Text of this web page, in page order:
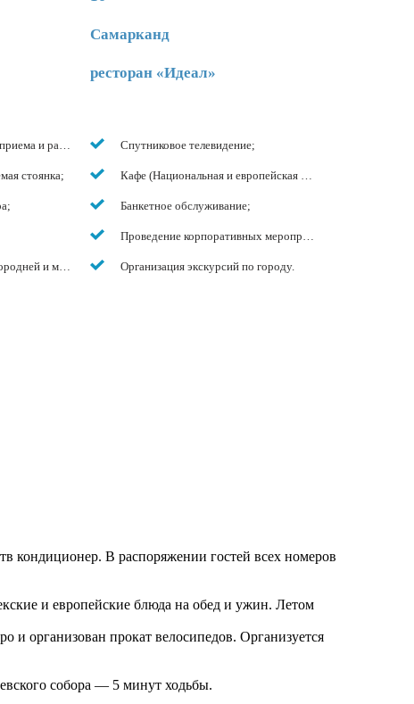
Самарканд
ресторан «Идеал»
и размещения;
стоянка;
и международной связи;
Спутниковое телевидение;
Кафе (Национальная и европейская кухня), бар, живая
Банкетное обслуживание;
Проведение корпоративных мероприятий;
Организация экскурсий по городу.
кондиционер. В распоряжении гостей всех номеров
и европейские блюда на обед и ужин. Летом
и организован прокат велосипедов. Организуется
собора — 5 минут ходьбы.